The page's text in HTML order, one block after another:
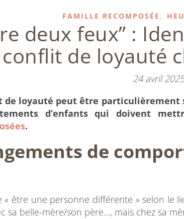
FAMILLE RECOMPOSÉE ,
deux feux” :
conflit de loyauté
24 avril 2025
de loyauté peut être particulièrement
d’enfants qui doivent
.
de
« être une personne différente » selon le
sa belle-mère/son père…, mais chez sa